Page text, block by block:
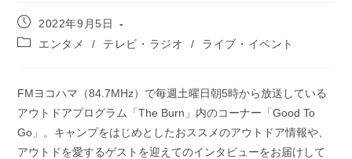
投
稿
公
2022年9月5日
投
ゴ
リ
ー:
エンタメ / テレビ・ラジオ / ライブ・イベント
FMヨコハマ（84.7MHz）で毎週土曜日朝5時から放送している
アウトドアプログラム「The Burn」内のコーナー「Good To
Go」。キャンプをはじめとしたおススメのアウトドア情報や、
アウトドを愛するゲストを迎えてのインタビューをお届けして